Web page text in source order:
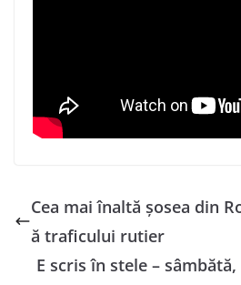
Cea mai înaltă șosea din
ă traficului rutier
E scris în stele –